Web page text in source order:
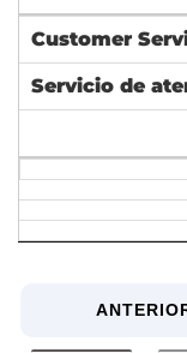
Customer
Servicio de